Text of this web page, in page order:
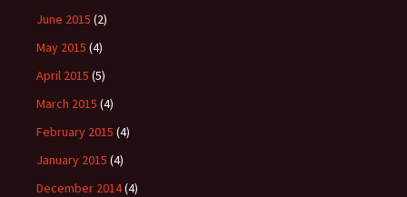
June 2015 (2)
May 2015 (4)
April 2015 (5)
March 2015 (4)
February 2015 (4)
January 2015 (4)
December 2014(4)